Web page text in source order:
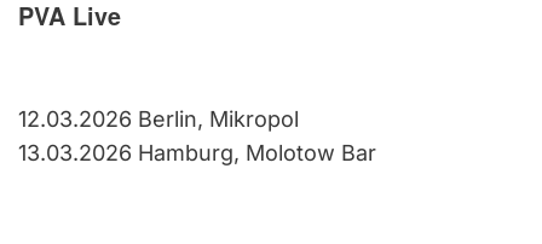
PVA Live
12.03.2026 Berlin, Mikropol
13.03.2026 Hamburg, Molotow Bar